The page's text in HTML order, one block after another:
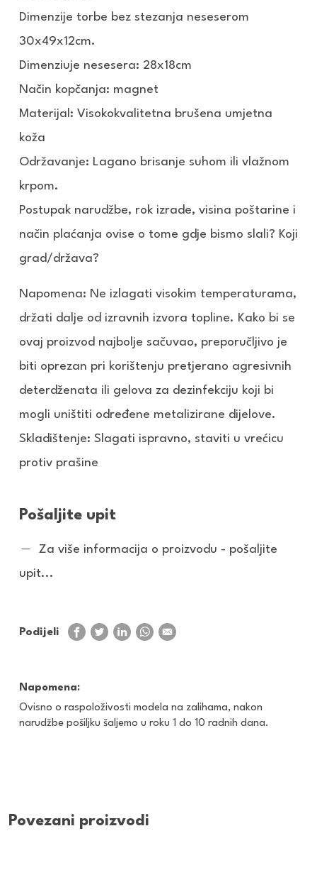
Dimenzije torbe bez stezanja neseserom
30x49x12cm.
Dimenziuje nesesera: 28x18cm
Način kopčanja: magnet
Materijal: Visokokvalitetna brušena umjetna
koža
Održavanje: Lagano brisanje suhom ili vlažnom
krpom.
Postupak narudžbe, rok izrade, visina poštarine i
način plaćanja ovise o tome gdje bismo slali? Koji
grad/država?
Napomena: Ne izlagati visokim temperaturama,
držati dalje od izravnih izvora topline. Kako bi se
ovaj proizvod najbolje sačuvao, preporučljivo je
biti oprezan pri korištenju pretjerano agresivnih
deterdženata ili gelova za dezinfekciju koji bi
mogli uništiti određene metalizirane dijelove.
Skladištenje: Slagati ispravno, staviti u vrećicu
protiv prašine
Pošaljite upit
Za više informacija o proizvodu - pošaljite
upit...
Podijeli
Napomena:
Ovisno o raspoloživosti modela na zalihama, nakon
narudžbe pošiljku šaljemo u roku 1 do 10 radnih dana.
Povezani proizvodi